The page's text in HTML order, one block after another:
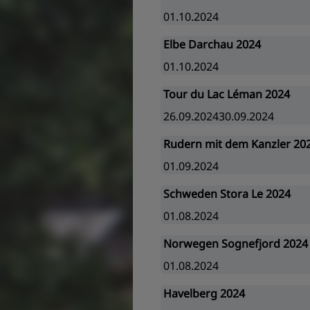
01.10.2024
Elbe Darchau 2024
01.10.2024
Tour du Lac Léman 2024
26.09.202430.09.2024
Rudern mit dem Kanzler
01.09.2024
Schweden Stora Le 2024
01.08.2024
Norwegen Sognefjord 2024
01.08.2024
Havelberg 2024